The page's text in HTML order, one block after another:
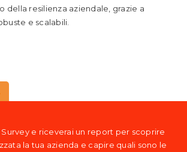
della resilienza aziendale, grazie a
e scalabili.
e riceverai un report per scoprire
la tua azienda e capire quali sono le